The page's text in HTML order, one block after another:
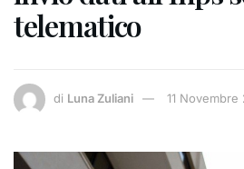
telematico
di Luna Zuliani 11 Novembre